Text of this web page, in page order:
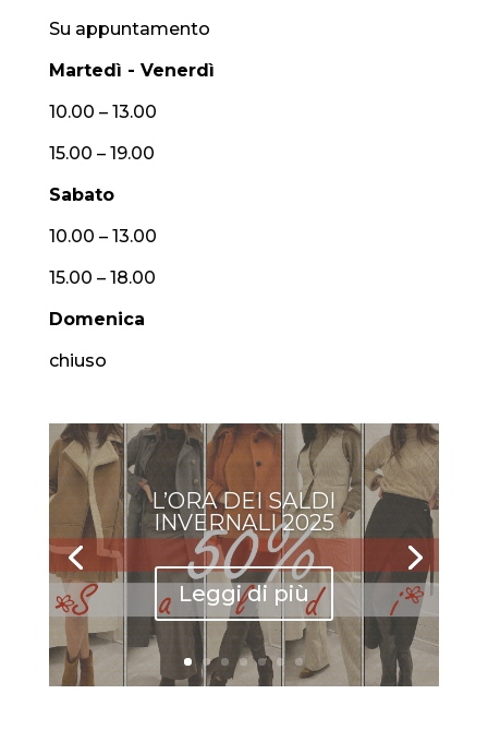
Su appuntamento
Martedì - Venerdì
10.00 – 13.00
15.00 – 19.00
Sabato
10.00 – 13.00
15.00 – 18.00
Domenica
chiuso
L’ORA DEI SALDI
INVERNALI 2025
Leggi di più